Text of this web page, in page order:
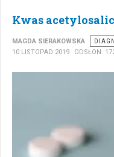
Kwas
MAGDA SIERAKOWSKA
10 LISTOPAD 2019
ODSŁON: